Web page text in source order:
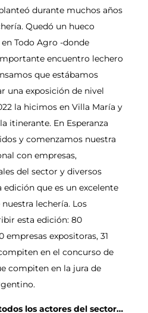
durante muchos años
Quedó un hueco
Todo Agro -donde
encuentro lechero
que estábamos
una exposición de nivel
la hicimos en Villa María y
itinerante. En Esperanza
y comenzamos nuestra
con empresas,
del sector y diversos
que es un excelente
lechería. Los
esta edición: 80
empresas expositoras, 31
en el concurso de
compiten en la jura de
los actores del sector…